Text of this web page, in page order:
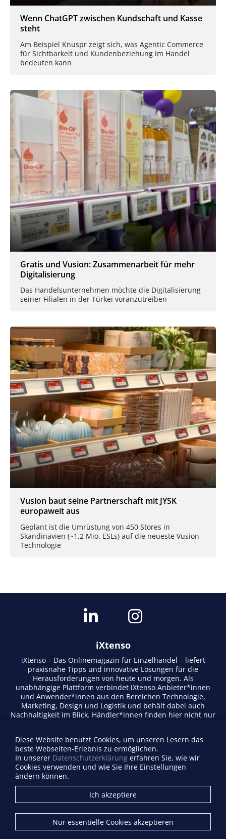
Wenn ChatGPT zwischen Kundschaft und Kasse
steht
Am Beispiel Knuspr zeigt sich, was Agentic Commerce
für Sichtbarkeit und Kundenbeziehung im Handel
bedeuten kann
Gratis und Vusion: Zusammenarbeit für mehr
Digitalisierung
Das Handelsunternehmen möchte die Digitalisierung
seiner Filialen in der Türkei voranzutreiben
Vusion baut seine Partnerschaft mit JYSK
europaweit aus
Geplant ist die Umrüstung von 450 Stores in
Skandinavien (~1,2 Mio. ESLs) auf die neueste Vusion
Technologie
iXtenso
iXtenso – Das Onlinemagazin für Einzelhandel – liefert
praxisnahe Tipps und innovative Lösungen für die
Herausforderungen von heute und morgen. Als
unabhängige Plattform verbindet iXtenso Anbieter*innen
und Anwender*innen aus den Bereichen Technologie,
Marketing, Design und Logistik und behält dabei auch
Nachhaltigkeit im Blick. Händler*innen finden hier nicht nur
lebendigen Schreibstil und relevantem Content fördert das
Magazin den Austausch innerhalb der Retail-Community.
Ob digitale Trends oder praktische Alltagstipps – iXtenso
macht Wissen für den Handel zugänglich.
Firma eintragen
Mediadaten
Kontakt
Diese Website benutzt Cookies, um unseren Lesern das
beste Webseiten-Erlebnis zu ermöglichen.
In unserer Datenschutzerklärung erfahren Sie, wie wir
Cookies verwenden und wie Sie Ihre Einstellungen
ändern können.
Ich akzeptiere
Nur essentielle Cookies akzeptieren